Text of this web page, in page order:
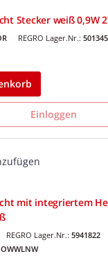
Stecker weiß 0,9W
REGRO Lager.Nr.:
Einloggen
mit integriertem
REGRO Lager.Nr.: 5941822